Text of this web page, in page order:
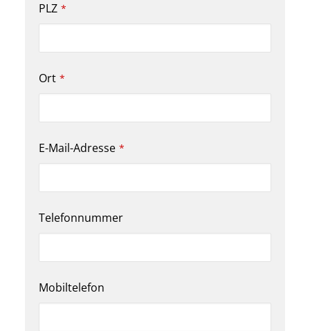
PLZ *
Ort *
E-Mail-Adresse *
Telefonnummer
Mobiltelefon